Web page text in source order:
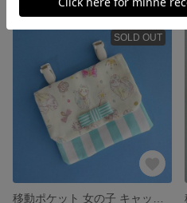
SOLD OUT